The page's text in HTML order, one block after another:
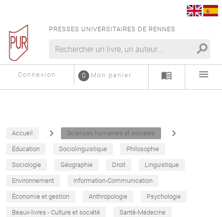
PRESSES UNIVERSITAIRES DE RENNES
search
Connexion Mon panier
0 menu_book menu
Accueil navigate_next Sciences humaines et sociales navigate_next
Éducation Sociolinguistique Philosophie
Sociologie Géographie Droit Linguistique
Environnement Information-Communication
Économie et gestion Anthropologie Psychologie
Beaux-livres - Culture et société Santé-Médecine